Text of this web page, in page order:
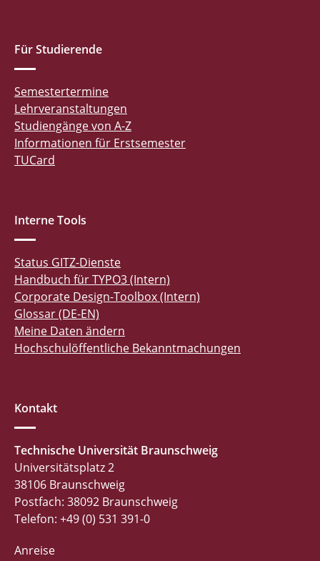
Für Studierende
Semestertermine
Lehrveranstaltungen
Studiengänge von A-Z
Informationen für Erstsemester
TUCard
Interne Tools
Status GITZ-Dienste
Handbuch für TYPO3 (Intern)
Corporate Design-Toolbox (Intern)
Glossar (DE-EN)
Meine Daten ändern
Hochschulöffentliche Bekanntmachungen
Kontakt
Technische Universität Braunschweig
Universitätsplatz 2
38106 Braunschweig
Postfach: 38092 Braunschweig
Telefon: +49 (0) 531 391-0
Anreise